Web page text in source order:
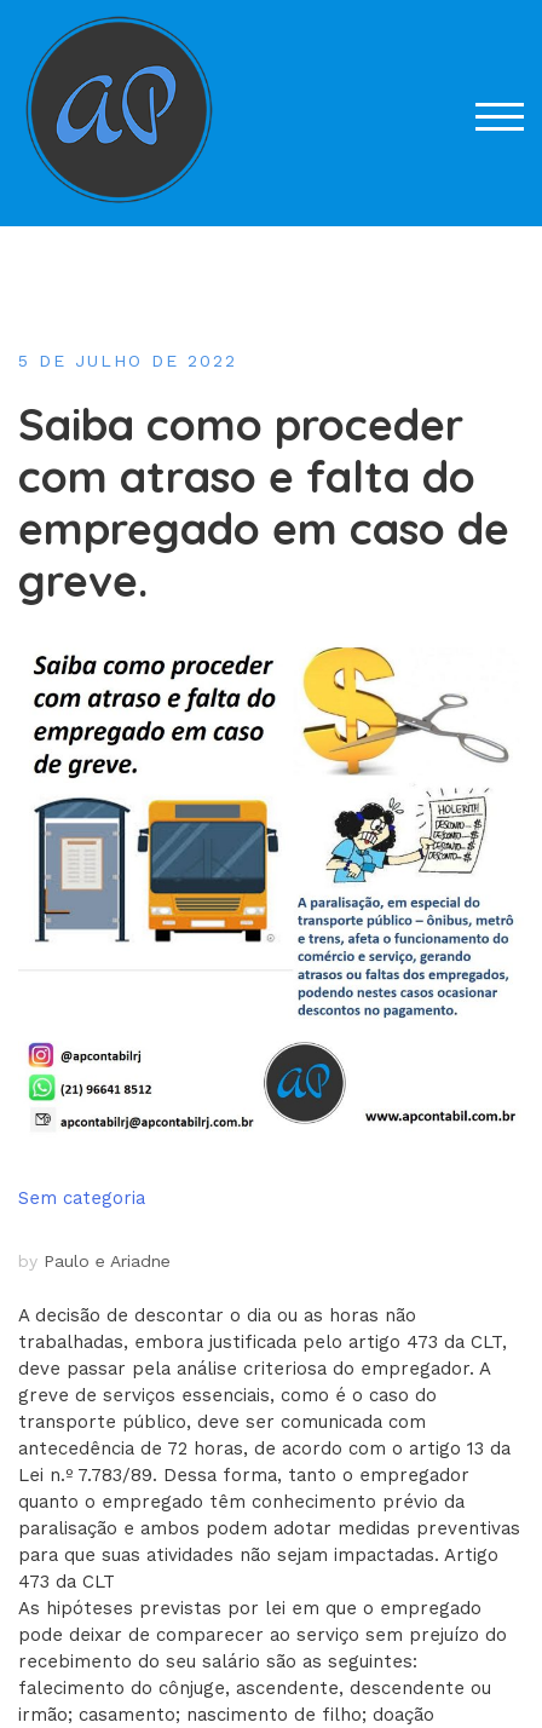
content
5 DE JULHO DE 2022
Saiba como proceder
com atraso e falta do
empregado em caso de
greve.
Sem categoria
by Paulo e Ariadne
A decisão de descontar o dia ou as horas não
trabalhadas, embora justificada pelo artigo 473 da CLT,
deve passar pela análise criteriosa do empregador. A
greve de serviços essenciais, como é o caso do
transporte público, deve ser comunicada com
antecedência de 72 horas, de acordo com o artigo 13 da
Lei n.º 7.783/89. Dessa forma, tanto o empregador
quanto o empregado têm conhecimento prévio da
paralisação e ambos podem adotar medidas preventivas
para que suas atividades não sejam impactadas. Artigo
473 da CLT
As hipóteses previstas por lei em que o empregado
pode deixar de comparecer ao serviço sem prejuízo do
recebimento do seu salário são as seguintes:
falecimento do cônjuge, ascendente, descendente ou
irmão; casamento; nascimento de filho; doação